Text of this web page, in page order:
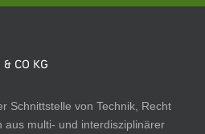
& CO KG
Schnittstelle von Technik, Recht
aus multi- und interdisziplinärer